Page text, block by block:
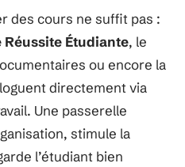
des cours ne suffit pas :
Réussite Étudiante, le
ou encore la
directement via
Une passerelle
stimule la
l’étudiant bien